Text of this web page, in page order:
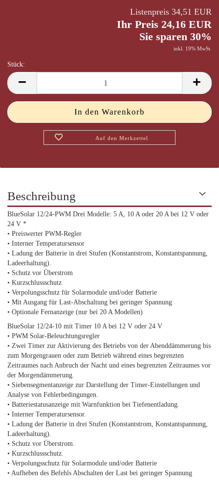
Listenpreis 34,51 EUR
Ihr Preis 24,16 EUR
Sie sparen 30%
inkl. 19% MwSt.
Stück:
Stück
Auf den Merkzettel
Beschreibung
BlueSolar 12/24-PWM Drei Modelle: 5 A, 10 A oder 20 A bei 12 V oder
24 V *
• Preiswerter PWM-Regler
• Interner Temperatursensor
• Ladung der Batterie in drei Stufen (Konstantstrom, Konstantspannung,
Ladeerhaltung).
• Schutz vor Überstrom
• Kurzschlussschutz
• Verpolungsschutz für Solarmodule und/oder Batterie
• Mit Ausgang für Last-Abschaltung bei geringer Spannung
• Optionale Fernanzeige (nur bei 20 A Modellen)
BlueSolar 12/24-10 mit Timer 10 A bei 12 V oder 24 V
• PWM Solar-Beleuchtungsregler
• Zwei Timer zur Aktivierung des Betriebs von der Abenddämmerung bis
zum Morgengrauen oder zum Betrieb während eines begrenzten
Zeitraumes nach Anbruch der Nacht und eines begrenzten Zeitraumes vor
der Morgendämmerung.
• Siebensegmentanzeige zur Darstellung der Timer-Einstellungen und
Analyse von Fehlerbedingungen.
• Batteriestatusanzeige mit Warnfunktion bei Tiefenentladung.
• Interner Temperatursensor.
• Ladung der Batterie in drei Stufen (Konstantstrom, Konstantspannung,
Ladeerhaltung).
• Schutz vor Überstrom.
• Kurzschlussschutz.
• Verpolungsschutz für Solarmodule und/oder Batterie
• Aufheben des Befehls Abschalten der Last bei geringer Spannung